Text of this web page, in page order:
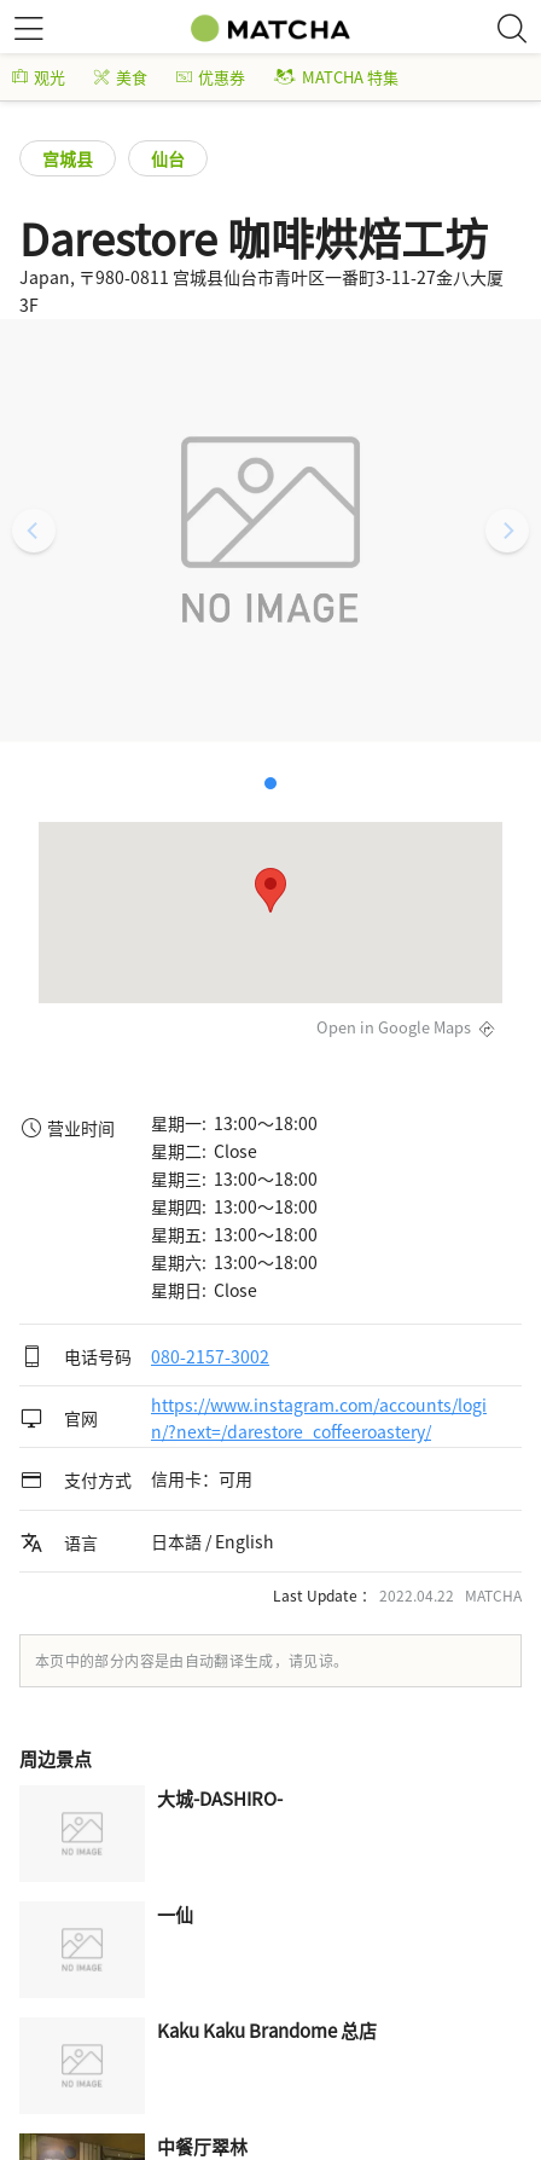
观光 美食 优惠券 MATCHA 特集
宫城县 仙台
Darestore 咖啡烘焙工坊
Japan, 〒980-0811 宫城县仙台市青叶区一番町3-11-27金八大厦
3F
Open in Google Maps
营业时间
星期一: 13:00～18:00
星期二: Close
星期三: 13:00～18:00
星期四: 13:00～18:00
星期五: 13:00～18:00
星期六: 13:00～18:00
星期日: Close
电话号码 080-2157-3002
官网
https://www.instagram.com/accounts/logi
n/?next=/darestore_coffeeroastery/
支付方式
信用卡：可用
语言 日本語 / English
Last Update ： 2022.04.22 MATCHA
本页中的部分内容是由自动翻译生成，请见谅。
周边景点
大城-DASHIRO-
一仙
Kaku Kaku Brandome 总店
中餐厅翠林